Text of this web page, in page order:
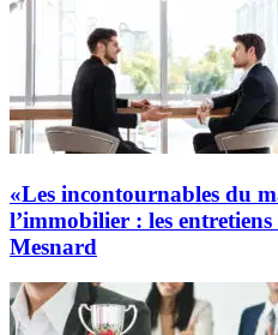
«Les incontournables du
l’immobilier : les
Mesnard